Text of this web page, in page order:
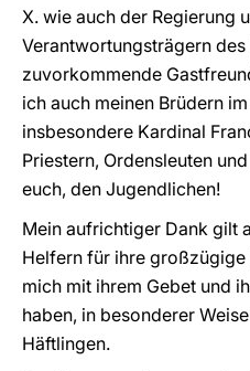
X. wie auch der Regierung
Verantwortungsträgern
zuvorkommende
ich auch meinen Brüdern
insbesondere Kardinal
Priestern, Ordensleuten
euch, den Jugendlichen!
Mein aufrichtiger Dank gilt
Helfern für ihre
mich mit ihrem Gebet und
haben, in besonderer
Häftlingen.